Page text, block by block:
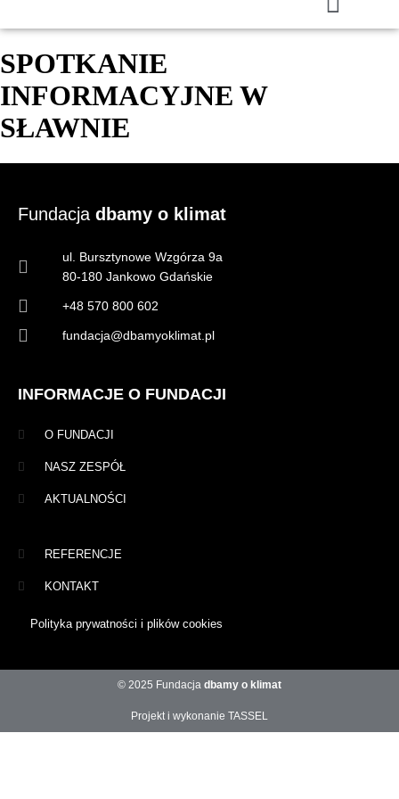
SPOTKANIE
INFORMACYJNE W
SŁAWNIE
Fundacja dbamy o klimat
ul. Bursztynowe Wzgórza 9a
80-180 Jankowo Gdańskie
+48 570 800 602
fundacja@dbamyoklimat.pl
INFORMACJE O FUNDACJI
O FUNDACJI
NASZ ZESPÓŁ
AKTUALNOŚCI
REFERENCJE
KONTAKT
Polityka prywatności i plików cookies
© 2025 Fundacja dbamy o klimat
Projekt i wykonanie TASSEL